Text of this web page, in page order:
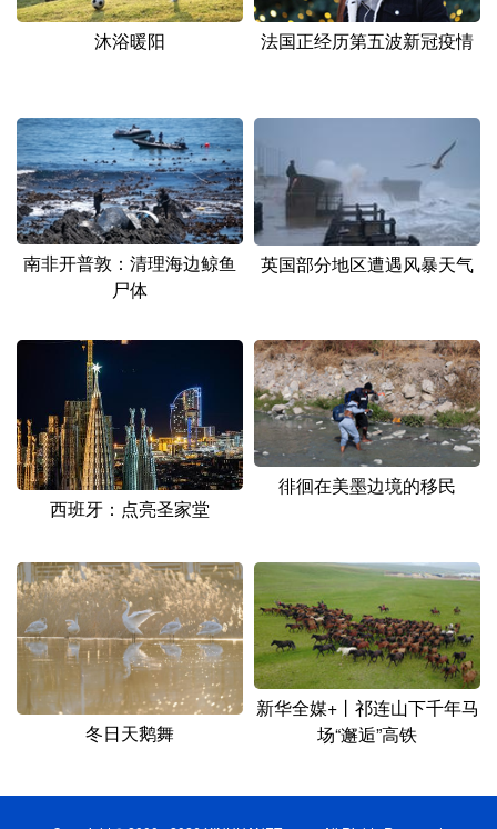
新疆 内蒙古 黑龙江
多语种频道
English Español Français عربى
Русский язык 日本語 한국어
Deutsch Português
沐浴暖阳 法国正经历第五波新冠疫情
南非开普敦：清理海边鲸鱼
尸体
英国部分地区遭遇风暴天气
西班牙：点亮圣家堂
徘徊在美墨边境的移民
冬日天鹅舞
新华全媒+丨祁连山下千年马
场“邂逅”高铁